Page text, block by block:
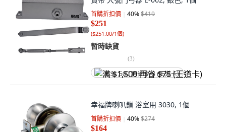
首購折扣價 40%$419
$251
($251.00/1個)
暫時缺貨
(3)
满 $1,500 再省 $75 (王道卡)
幸福牌喇叭鎖 浴室用 3030, 1個
首購折扣價 40%$274
$164